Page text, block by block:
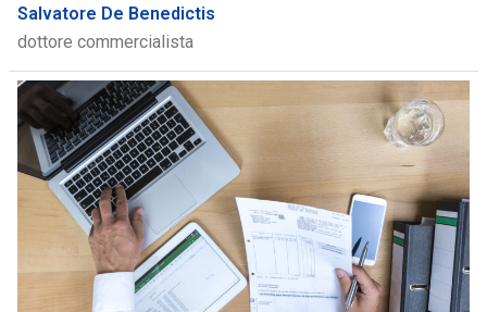
Salvatore De Benedictis
dottore commercialista